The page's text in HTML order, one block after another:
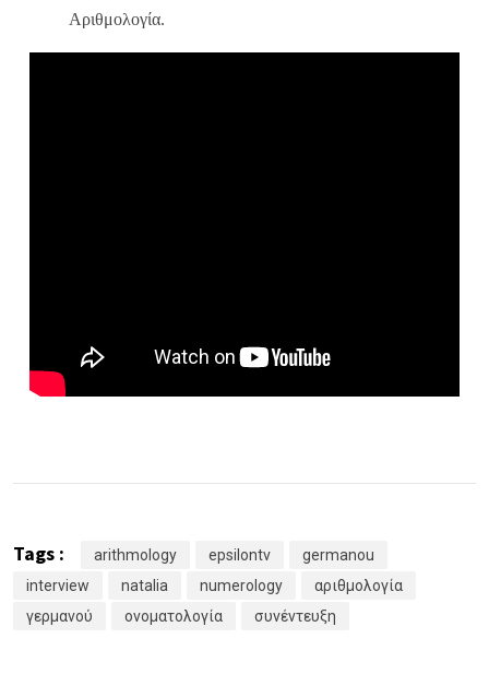
Αριθμολογία.
Tags : arithmology epsilontv
germanou
interview
natalia numerology
αριθμολογία
γερμανού
ονοματολογία συνέντευξη